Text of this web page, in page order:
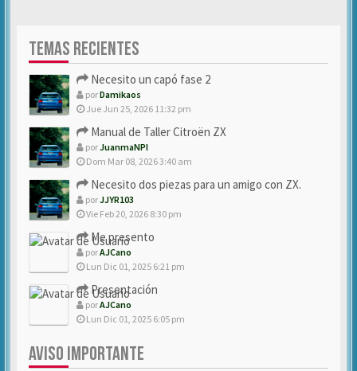
TEMAS RECIENTES
Necesito un capó fase 2
porDamikaos
Jue Jun 25, 2026 11:32 pm
Manual de Taller Citroën ZX
porJuanmaNPI
Dom Mar 08, 2026 3:40 am
Necesito dos piezas para un amigo con ZX.
porJJYR103
Vie Feb 20, 2026 8:30 pm
Me presento
porAJCano
Lun Dic 01, 2025 6:21 pm
Presentación
porAJCano
Lun Dic 01, 2025 6:05 pm
AVISO IMPORTANTE